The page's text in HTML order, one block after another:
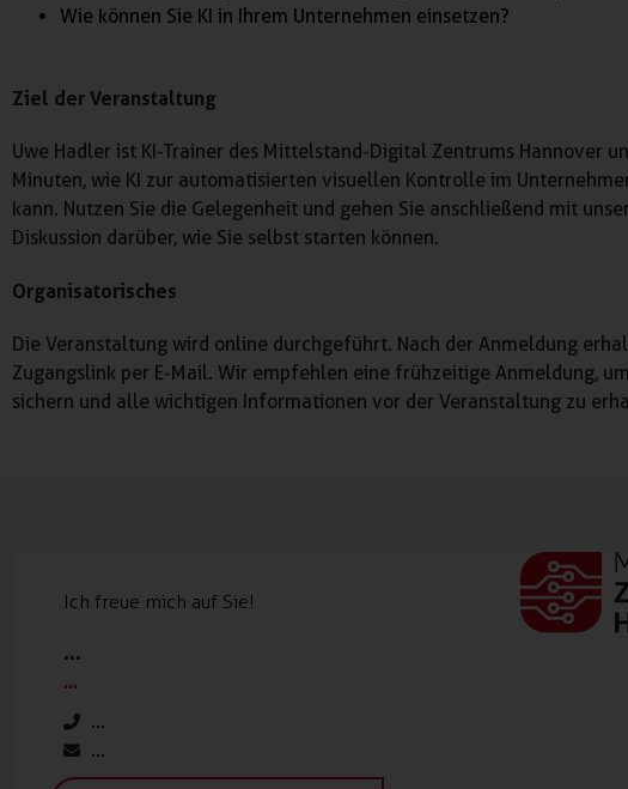
Wie können Sie KI in Ihrem Unternehmen einsetzen?
Ziel der Veranstaltung
Uwe Hadler ist KI-Trainer des Mittelstand-Digital Zentrums Hannover
Minuten, wie KI zur automatisierten visuellen Kontrolle im
kann. Nutzen Sie die Gelegenheit und gehen Sie anschließend mit
Diskussion darüber, wie Sie selbst starten können.
Organisatorisches
Die Veranstaltung wird online durchgeführt. Nach der Anmeldung
Zugangslink per E-Mail. Wir empfehlen eine frühzeitige Anmeldung,
sichern und alle wichtigen Informationen vor der Veranstaltung zu
Ich freue mich auf Sie!
...
...
...
...